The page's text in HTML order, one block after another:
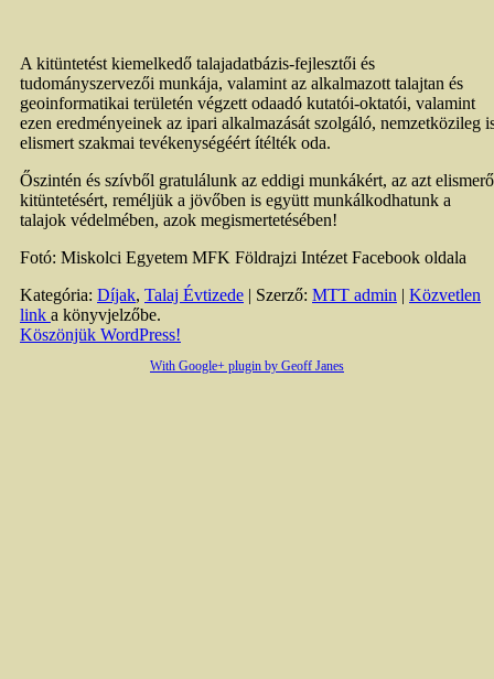
A kitüntetést kiemelkedő talajadatbázis-fejlesztői és
tudományszervezői munkája, valamint az alkalmazott talajtan és
geoinformatikai területén végzett odaadó kutatói-oktatói, valamint
ezen eredményeinek az ipari alkalmazását szolgáló, nemzetközileg
elismert szakmai tevékenységéért ítélték oda.
Őszintén és szívből gratulálunk az eddigi munkákért, az azt elismerő
kitüntetésért, reméljük a jövőben is együtt munkálkodhatunk a
talajok védelmében, azok megismertetésében!
Fotó: Miskolci Egyetem MFK Földrajzi Intézet Facebook oldala
Kategória: Díjak, Talaj Évtizede | Szerző: MTT admin
Közvetlen
link a könyvjelzőbe.
Köszönjük WordPress!
With Google+ plugin by Geoff Janes